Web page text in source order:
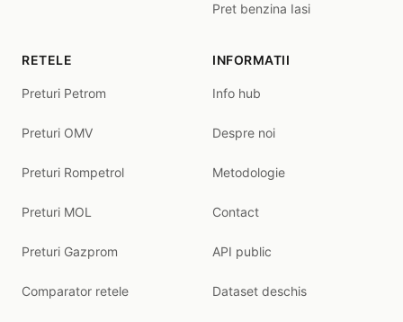
Pret benzina Iasi
RETELE
Preturi Petrom
Preturi OMV
Preturi Rompetrol
Preturi MOL
Preturi Gazprom
Comparator retele
INFORMATII
Info hub
Despre noi
Metodologie
Contact
API public
Dataset deschis